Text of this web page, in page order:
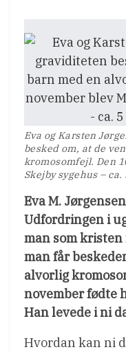
Eva og Karsten
besked om, at de
kromosomfejl. Den
Skejby sygehus –
Eva M.
Udfordringen i
man som
man får
alvorlig
november fødte
Han levede i ni
Hvordan kan ni